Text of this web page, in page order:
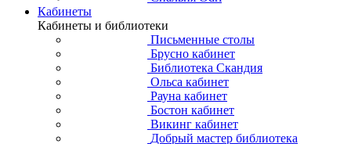
Кабинеты
Кабинеты и библиотеки
Письменные столы
Брусно кабинет
Библиотека Скандия
Ольса кабинет
Рауна кабинет
Бостон кабинет
Викинг кабинет
Добрый мастер библиотека